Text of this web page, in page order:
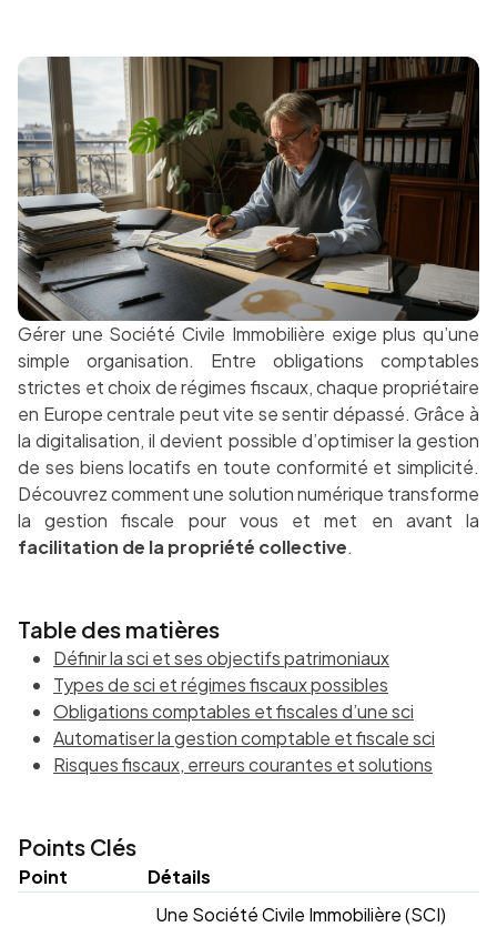
Gérer une Société Civile Immobilière exige plus qu’une
simple organisation. Entre obligations comptables
strictes et choix de régimes fiscaux, chaque propriétaire
en Europe centrale peut vite se sentir dépassé. Grâce à
la digitalisation, il devient possible d’optimiser la gestion
de ses biens locatifs en toute conformité et simplicité.
Découvrez comment une solution numérique transforme
la gestion fiscale pour vous et met en avant la
facilitation de la propriété collective.
Table des matières
Définir la sci et ses objectifs patrimoniaux
Types de sci et régimes fiscaux possibles
Obligations comptables et fiscales d’une sci
Automatiser la gestion comptable et fiscale sci
Risques fiscaux, erreurs courantes et solutions
Points Clés
Point Détails
Une Société Civile Immobilière (SCI)